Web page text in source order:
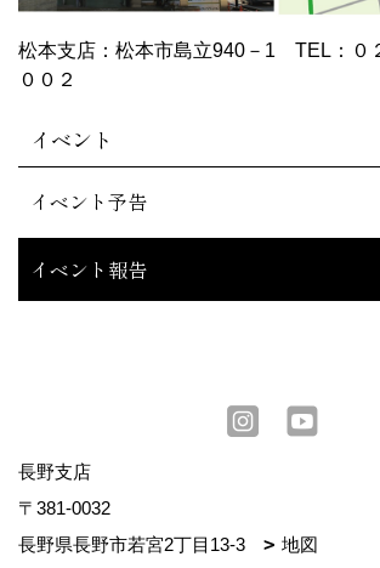
松本支店：松本市島立940－1 TEL：０
００２
イベント
イベント予告
イベント報告
長野支店
〒381-0032
長野県長野市若宮2丁目13-3
地図